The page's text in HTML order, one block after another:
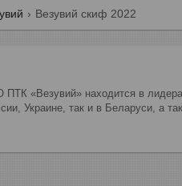
Везувий скиф 2022
«Везувий» находится в
Украине, так и в Беларуси, а